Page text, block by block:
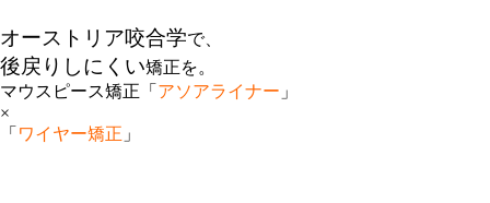
オーストリア咬合学で、
後戻りしにくい矯正を。
マウスピース矯正「 アソアライナー 」
×
「 ワイヤー矯正 」